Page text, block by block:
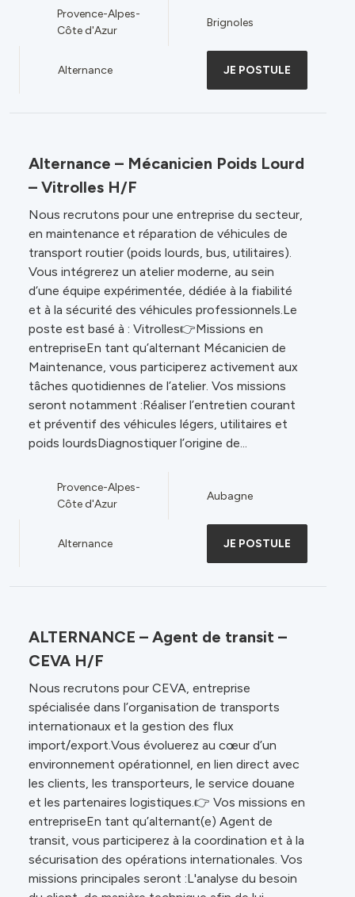
Provence-Alpes-
Côte d'Azur
Brignoles
Alternance JE POSTULE
Alternance – Mécanicien Poids Lourd
– Vitrolles H/F
Nous recrutons pour une entreprise du secteur,
en maintenance et réparation de véhicules de
transport routier (poids lourds, bus, utilitaires).
Vous intégrerez un atelier moderne, au sein
d’une équipe expérimentée, dédiée à la fiabilité
et à la sécurité des véhicules professionnels.Le
poste est basé à : Vitrolles👉Missions en
entrepriseEn tant qu’alternant Mécanicien de
Maintenance, vous participerez activement aux
tâches quotidiennes de l’atelier. Vos missions
seront notamment :Réaliser l’entretien courant
et préventif des véhicules légers, utilitaires et
poids lourdsDiagnostiquer l’origine de...
Provence-Alpes-
Côte d'Azur
Aubagne
Alternance JE POSTULE
ALTERNANCE – Agent de transit –
CEVA H/F
Nous recrutons pour CEVA, entreprise
spécialisée dans l’organisation de transports
internationaux et la gestion des flux
import/export.Vous évoluerez au cœur d’un
environnement opérationnel, en lien direct avec
les clients, les transporteurs, le service douane
et les partenaires logistiques.👉 Vos missions en
entrepriseEn tant qu’alternant(e) Agent de
transit, vous participerez à la coordination et à la
sécurisation des opérations internationales. Vos
missions principales seront :L'analyse du besoin